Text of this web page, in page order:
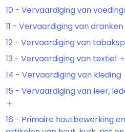
10 - Vervaardiging van
11 - Vervaardiging van dranken
12 - Vervaardiging van
13 - Vervaardiging van textiel
14 - Vervaardiging van kleding
15 - Vervaardiging van leer,
16 - Primaire houtbewerking